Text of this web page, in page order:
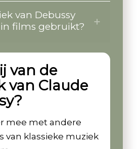
van Debussy
films gebruikt?
van de
van Claude
mee met andere
van klassieke muziek